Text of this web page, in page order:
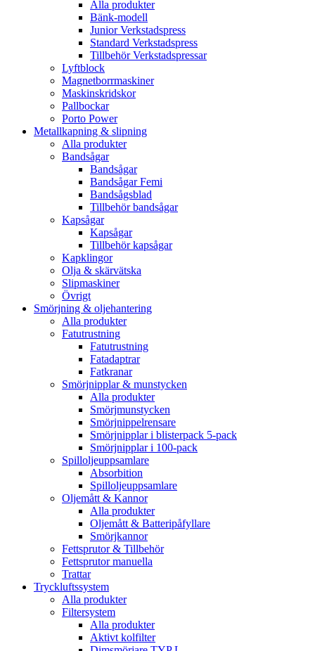
Alla produkter
Bänk-modell
Junior Verkstadspress
Standard Verkstadspress
Tillbehör Verkstadspressar
Lyftblock
Magnetborrmaskiner
Maskinskridskor
Pallbockar
Porto Power
Metallkapning & slipning
Alla produkter
Bandsågar
Bandsågar
Bandsågar Femi
Bandsågsblad
Tillbehör bandsågar
Kapsågar
Kapsågar
Tillbehör kapsågar
Kapklingor
Olja & skärvätska
Slipmaskiner
Övrigt
Smörjning & oljehantering
Alla produkter
Fatutrustning
Fatutrustning
Fatadaptrar
Fatkranar
Smörjnipplar & munstycken
Alla produkter
Smörjmunstycken
Smörjnippelrensare
Smörjnipplar i blisterpack 5-pack
Smörjnipplar i 100-pack
Spilloljeuppsamlare
Absorbition
Spilloljeuppsamlare
Oljemått & Kannor
Alla produkter
Oljemått & Batteripåfyllare
Smörjkannor
Fettsprutor & Tillbehör
Fettsprutor manuella
Trattar
Tryckluftssystem
Alla produkter
Filtersystem
Alla produkter
Aktivt kolfilter